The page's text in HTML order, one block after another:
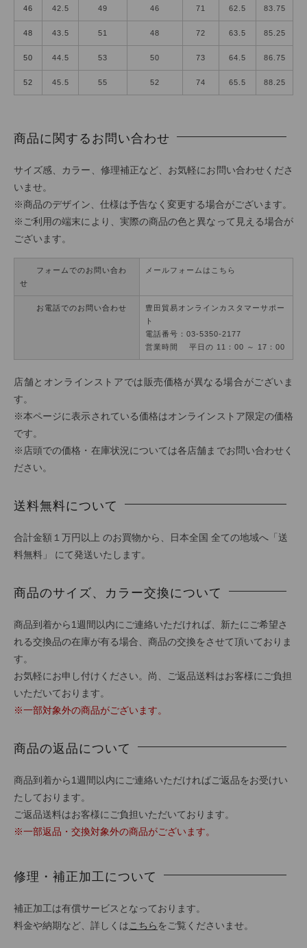
46 42.5 49 46 71 62.5 83.75
48 43.5 51 48 72 63.5 85.25
50 44.5 53 50 73 64.5 86.75
52 45.5 55 52 74 65.5 88.25
商品に関するお問い合わせ
サイズ感、カラー、修理補正など、お気軽にお問い合わせくださ
いませ。
※商品のデザイン、仕様は予告なく変更する場合がございます。
※ご利用の端末により、実際の商品の色と異なって見える場合が
ございます。
フォームでのお問い合わ
せ
メールフォームはこちら
お電話でのお問い合わせ
豊田貿易オンラインカスタマーサポー
ト
電話番号：03-5350-2177
営業時間 平日の 11：00 ～ 17：00
店舗とオンラインストアでは販売価格が異なる場合がございま
す。
※本ページに表示されている価格はオンラインストア限定の価格
です。
※店頭での価格・在庫状況については各店舗までお問い合わせく
ださい。
送料無料について
合計金額１万円以上 のお買物から、日本全国 全ての地域へ「送
料無料」 にて発送いたします。
商品のサイズ、カラー交換について
商品到着から1週間以内にご連絡いただければ、新たにご希望さ
れる交換品の在庫が有る場合、商品の交換をさせて頂いておりま
す。
お気軽にお申し付けください。尚、ご返品送料はお客様にご負担
いただいております。
※一部対象外の商品がございます。
商品の返品について
商品到着から1週間以内にご連絡いただければご返品をお受けい
たしております。
ご返品送料はお客様にご負担いただいております。
※一部返品・交換対象外の商品がございます。
修理・補正加工について
補正加工は有償サービスとなっております。
料金や納期など、詳しくは こちら をご覧くださいませ。